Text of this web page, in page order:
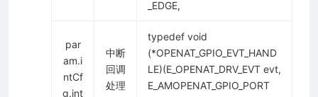
_EDGE,
par
am.i
ntCf
g.int
中断
回调
处理
typedef void
(*OPENAT_GPIO_EVT_HAND
LE)(E_OPENAT_DRV_EVT evt,
E_AMOPENAT_GPIO_PORT